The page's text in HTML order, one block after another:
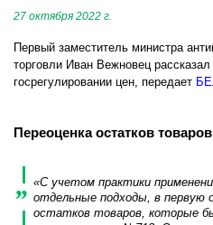
27 октября 2022 г.
Первый заместитель министра
торговли Иван Вежновец
госрегулировании цен, передает
Переоценка остатков товаров
«С учетом практики
отдельные подходы, в первую
остатков товаров, которые